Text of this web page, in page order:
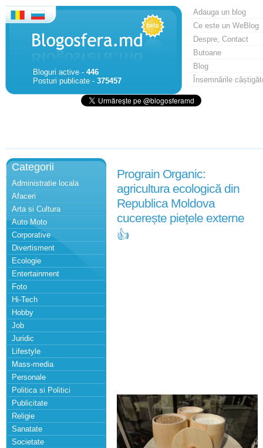
Bloguri active - 446
Posturi publicate - 375457
Adauga un blog
Ce este un WeBlog
Despre, Contact
Butoane
Blog
Însemnările
Categorii
Administratie locala
Afaceri
Arta si Cultura
Auto Moto
Corporative
Divertisment
Ecologie
Entertainment
Foto
Hi-Tech
Hobby
Job
Juridic
Lifestyle
Mass-media
Personale
Politica si Politici
Publicitate
Religie
Sanatate
Societate
Prograin Organic:
agricultura ecologică din
Republica Moldova
cucerește piețele externe
👍